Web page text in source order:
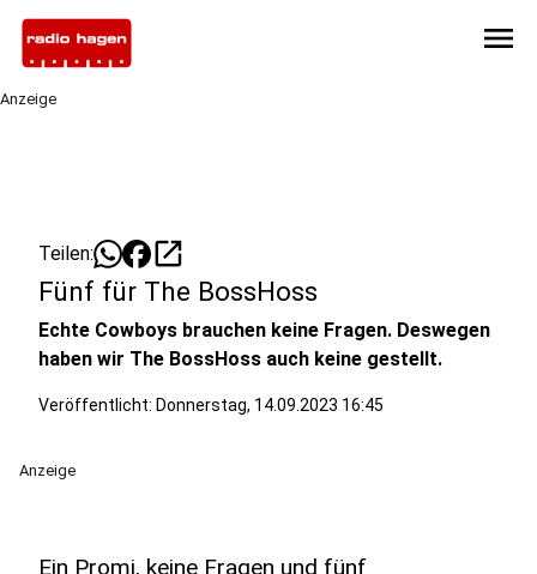
menu
Anzeige
Teilen: open_in_new
Fünf für The BossHoss
Echte Cowboys brauchen keine Fragen. Deswegen
haben wir The BossHoss auch keine gestellt.
Veröffentlicht: Donnerstag, 14.09.2023 16:45
Anzeige
Ein Promi, keine Fragen und fünf